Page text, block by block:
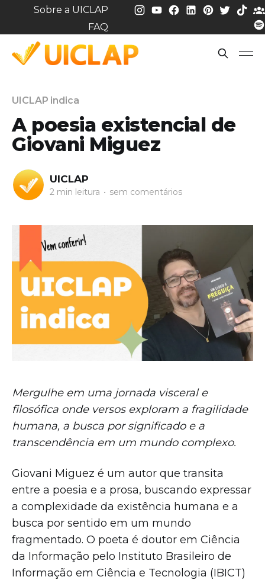
Sobre a UICLAP
FAQ
UICLAP indica
A poesia existencial de
Giovani Miguez
UICLAP
2 min leitura • sem comentários
Mergulhe em uma jornada visceral e
filosófica onde versos exploram a fragilidade
humana, a busca por significado e a
transcendência em um mundo complexo.
Giovani Miguez é um autor que transita
entre a poesia e a prosa, buscando expressar
a complexidade da existência humana e a
busca por sentido em um mundo
fragmentado. O poeta é doutor em Ciência
da Informação pelo Instituto Brasileiro de
Informação em Ciência e Tecnologia (IBICT)